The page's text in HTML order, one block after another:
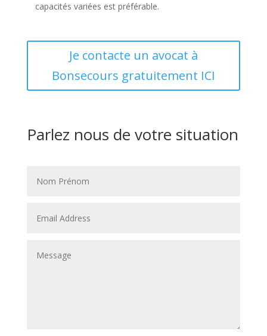
capacités variées est préférable.
Je contacte un avocat à
Bonsecours gratuitement ICI
Parlez nous de votre situation